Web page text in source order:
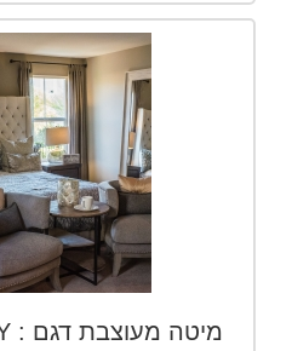
מיטה מעוצבת דגם : ITALY